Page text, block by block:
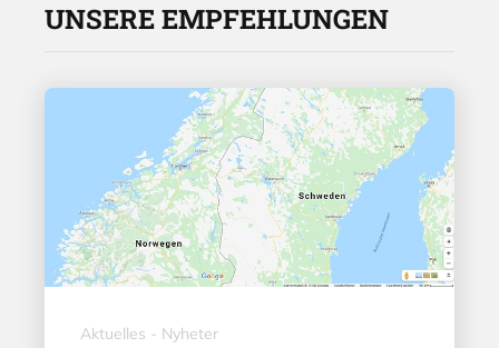
UNSERE EMPFEHLUNGEN
Aktuelles - Nyheter